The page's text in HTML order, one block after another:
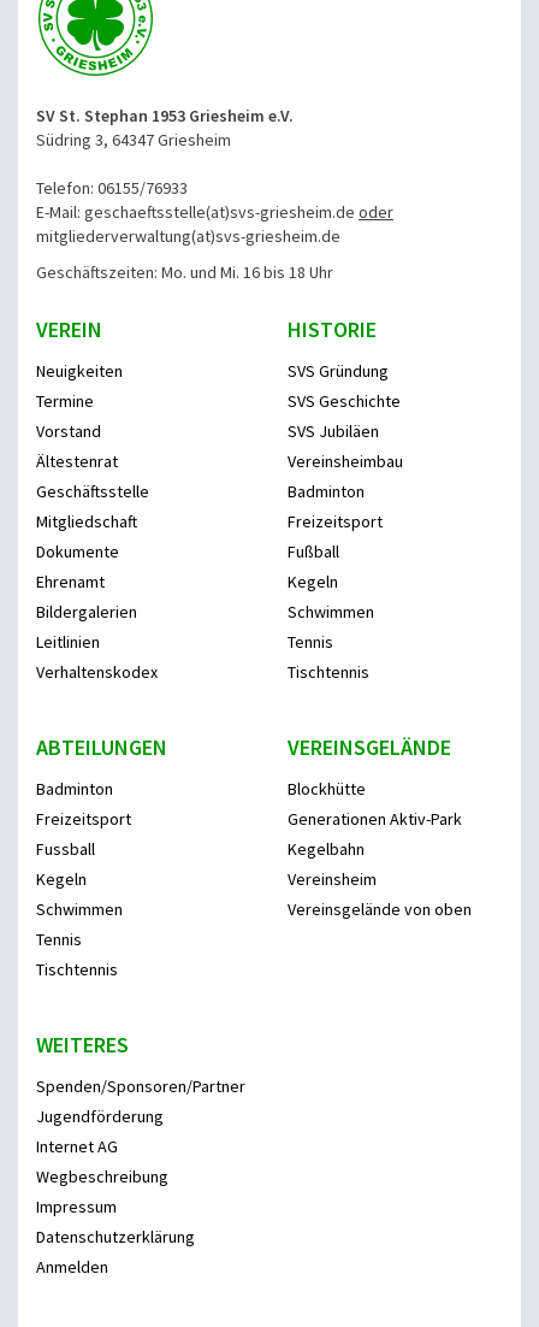
SV St. Stephan 1953 Griesheim e.V.
Südring 3, 64347 Griesheim
Telefon: 06155/76933
E-Mail: geschaeftsstelle(at)svs-griesheim.de oder
mitgliederverwaltung(at)svs-griesheim.de
Geschäftszeiten: Mo. und Mi. 16 bis 18 Uhr
VEREIN
Neuigkeiten
Termine
Vorstand
Ältestenrat
Geschäftsstelle
Mitgliedschaft
Dokumente
Ehrenamt
Bildergalerien
Leitlinien
Verhaltenskodex
HISTORIE
SVS Gründung
SVS Geschichte
SVS Jubiläen
Vereinsheimbau
Badminton
Freizeitsport
Fußball
Kegeln
Schwimmen
Tennis
Tischtennis
ABTEILUNGEN
Badminton
Freizeitsport
Fussball
Kegeln
Schwimmen
Tennis
Tischtennis
VEREINSGELÄNDE
Blockhütte
Generationen Aktiv-Park
Kegelbahn
Vereinsheim
Vereinsgelände von oben
WEITERES
Spenden/Sponsoren/Partner
Jugendförderung
Internet AG
Wegbeschreibung
Impressum
Datenschutzerklärung
Anmelden